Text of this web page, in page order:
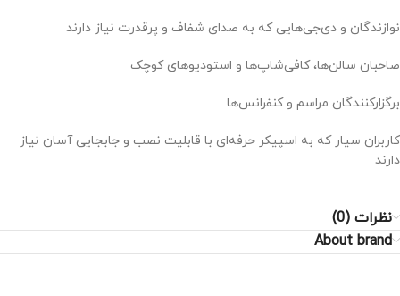
نوازندگان و دی‌جی‌هایی که به صدای شفاف و پرقدرت نیاز دارند
صاحبان سالن‌ها، کافی‌شاپ‌ها و استودیوهای کوچک
برگزارکنندگان مراسم و کنفرانس‌ها
کاربران سیار که به اسپیکر حرفه‌ای با قابلیت نصب و جابجایی آسان نیاز
دارند
نظرات (0)
About brand